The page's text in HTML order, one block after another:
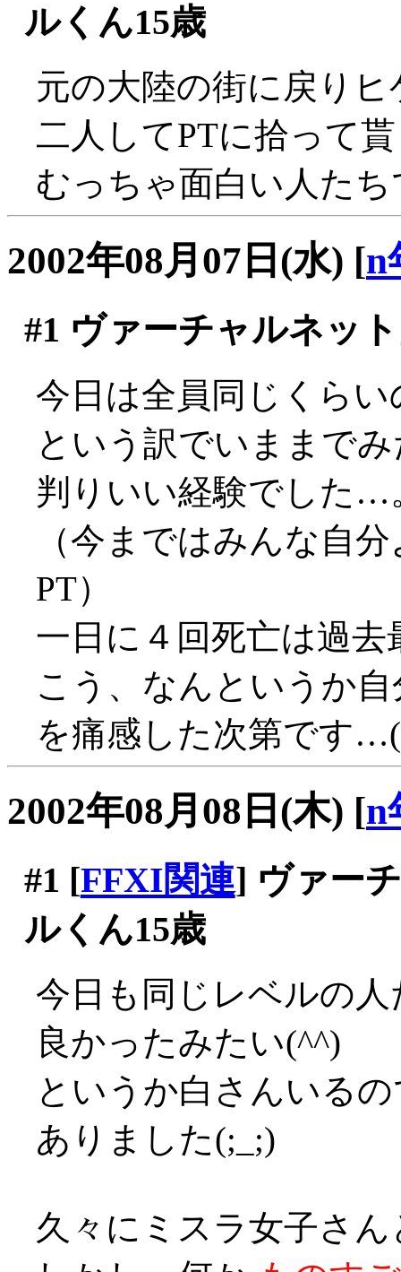
ルくん15歳
元の大陸の街に戻り
二人してPTに拾って
むっちゃ面白い人た
2002年08月07日(水) [n
#1 ヴァーチャルネッ
今日は全員同じくら
という訳でいままで
判りいい経験でした…
（今まではみんな自
PT）
一日に４回死亡は過去
こう、なんというか
を痛感した次第です
2002年08月08日(木) [n
#1 [FFXI関連] ヴァー
ルくん15歳
今日も同じレベルの
良かったみたい(^^)
というか白さんいる
ありました(;_;)
久々にミスラ女子さん